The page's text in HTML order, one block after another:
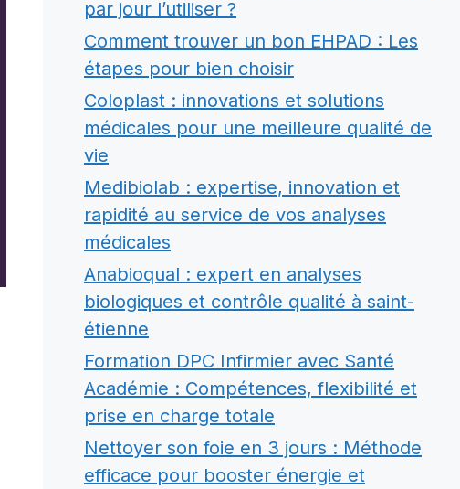
par jour l’utiliser ?
Comment trouver un bon EHPAD : Les
étapes pour bien choisir
Coloplast : innovations et solutions
médicales pour une meilleure qualité de
vie
Medibiolab : expertise, innovation et
rapidité au service de vos analyses
médicales
Anabioqual : expert en analyses
biologiques et contrôle qualité à saint-
étienne
Formation DPC Infirmier avec Santé
Académie : Compétences, flexibilité et
prise en charge totale
Nettoyer son foie en 3 jours : Méthode
efficace pour booster énergie et